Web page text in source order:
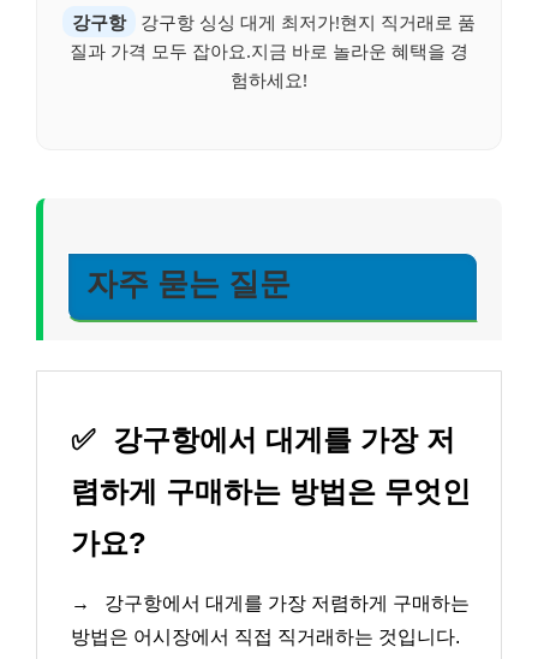
강구항
강구항 싱싱 대게 최저가!현지 직거래로 품
질과 가격 모두 잡아요.지금 바로 놀라운 혜택을 경
험하세요!
자주 묻는 질문
✅ 강구항에서 대게를 가장 저
렴하게 구매하는 방법은 무엇인
가요?
→
강구항에서 대게를 가장 저렴하게 구매하는
방법은 어시장에서 직접 직거래하는 것입니다.